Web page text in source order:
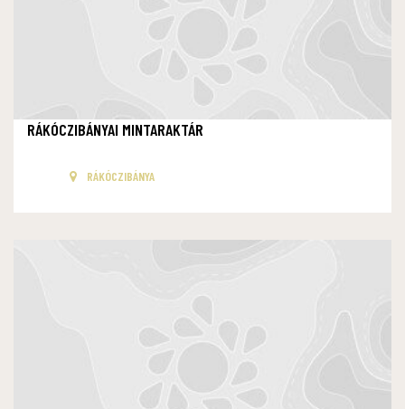
RÁKÓCZIBÁNYAI MINTARAKTÁR
RÁKÓCZIBÁNYA